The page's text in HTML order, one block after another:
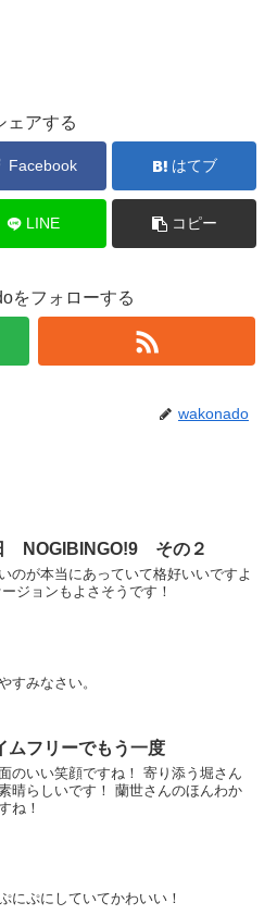
ェアする
Facebook はてブ
LINE コピー
をフォローする
wakonado
NOGIBINGO!9 その２
のが本当にあっていて格好いいですよ
ジョンもよさそうです！
すみなさい。
ムフリーでもう一度
のいい笑顔ですね！ 寄り添う堀さん
晴らしいです！ 蘭世さんのほんわか
ね！
にぷにしていてかわいい！